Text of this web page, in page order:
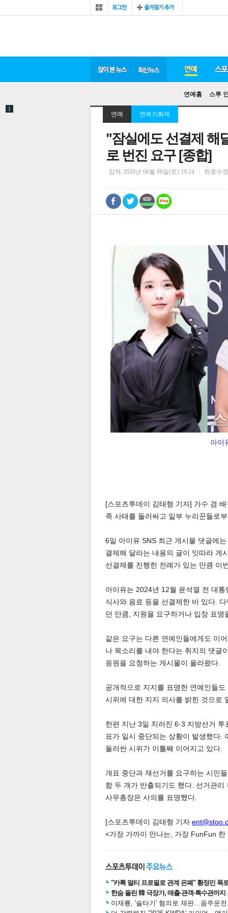
즐겨찾기
최신 뉴스 연예
연예홈 스투
스
연예 연예가화제
"잠실에도 선결제 해
로 번진 요구 [종합]
입력 2026년 06월 06일(토) 19:24 최종수정
0
아이
[스포츠투데이 김태형 기자] 가수 겸
족 사태를 둘러싸고 일부 누리꾼들로
6일 아이유 SNS 최근 게시물 댓글에
결제해 달라는 내용의 글이 잇따라 게
선결제를 진행한 전례가 있는 만큼 이
아이유는 2024년 12월 윤석열 전 대
식사와 음료 등을 선결제한 바 있다.
던 만큼, 지원을 요구하거나 입장 표
같은 요구는 다른 연예인들에게도 이
나 목소리를 내야 한다는 취지의 댓글
응원을 요청하는 게시물이 올라왔다.
공개적으로 지지를 표명한 연예인들
시위에 대한 지지 의사를 밝힌 것으로
한편 지난 3일 치러진 6·3 지방선거
표가 일시 중단되는 상황이 발생했다.
둘러싼 시위가 이틀째 이어지고 있다.
개표 중단과 재선거를 요구하는 시민
함 두 개가 반출되기도 했다. 선거관
사무총장은 사의를 표명했다.
[스포츠투데이 김태형 기자
<가장 가까이 만나는, 가장 FunFun
"카톡 멀티 프로필로 관계 은폐" 황정민 폭
한숨 돌린 韓 극장가, 매출·관객·특수관까
이재룡, '술타기' 혐의로 재판…음주운